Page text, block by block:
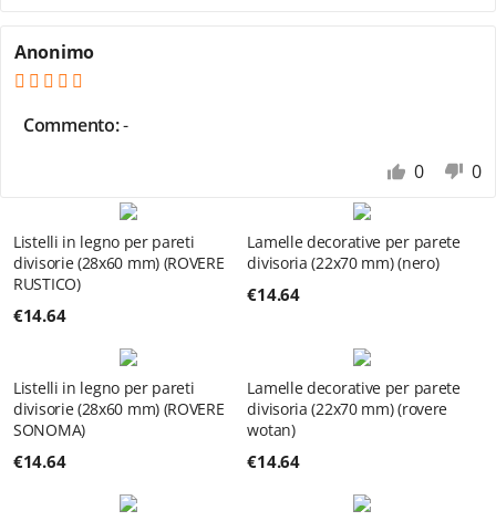
Anonimo
Commento:-
0
0
Listelli in legno per pareti
divisorie (28x60 mm) (ROVERE
RUSTICO)
€14.64
Lamelle decorative per parete
divisoria (22x70 mm) (nero)
€14.64
Listelli in legno per pareti
divisorie (28x60 mm) (ROVERE
SONOMA)
€14.64
Lamelle decorative per parete
divisoria (22x70 mm) (rovere
wotan)
€14.64